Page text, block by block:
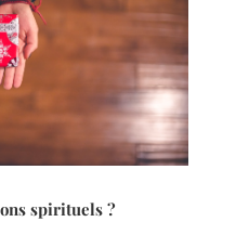
spirituels ?